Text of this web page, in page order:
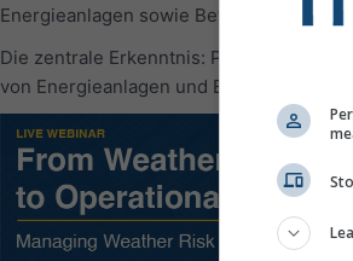
Energieanlagen sowie Betriebs- und
Die zentrale Erkenntnis: Präzisere
von Energieanlagen und